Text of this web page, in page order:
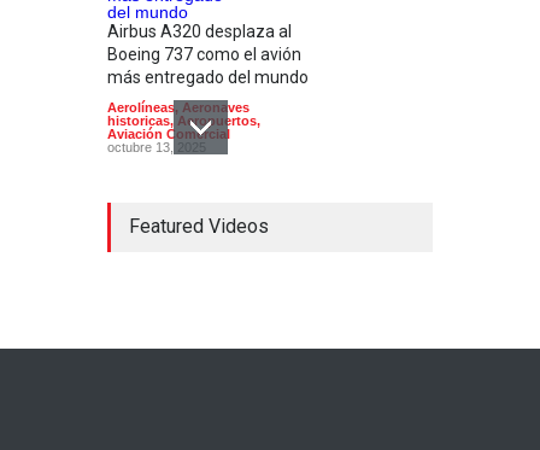
Airbus A320 desplaza al
Boeing 737 como el avión
más entregado del mundo
Aerolíneas, Aeronaves
historicas, Aeropuertos,
Aviación Comercial
octubre 13, 2025
sostenible X-66 de la NASA
Featured Videos